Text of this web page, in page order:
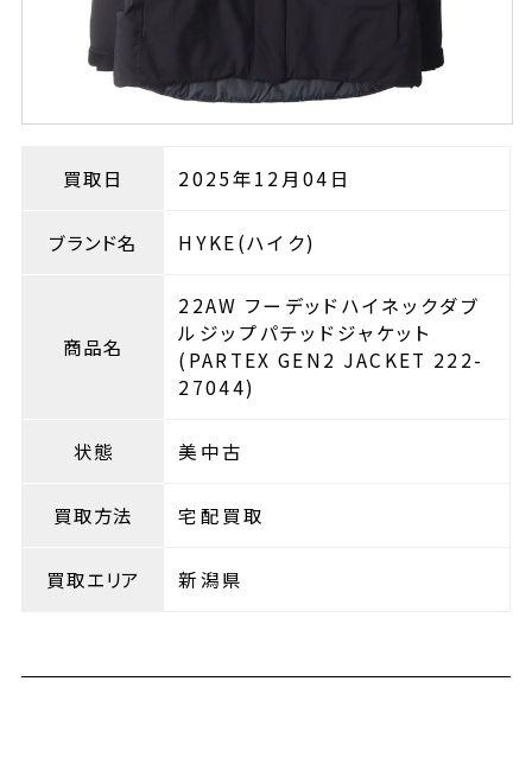
買取日 2025年12月04日
ブランド名 HYKE(ハイク)
商品名
22AW フーデッドハイネックダブ
ルジップパテッドジャケット
(PARTEX GEN2 JACKET 222-
27044)
状態 美中古
買取方法 宅配買取
買取エリア 新潟県